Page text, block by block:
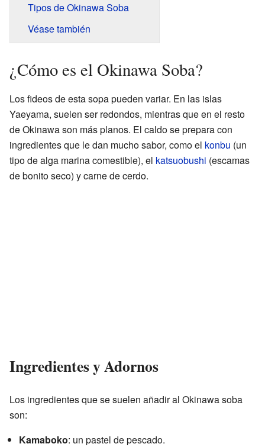
Tipos de Okinawa Soba
Véase también
¿Cómo es el Okinawa Soba?
Los fideos de esta sopa pueden variar. En las islas
Yaeyama, suelen ser redondos, mientras que en el resto
de Okinawa son más planos. El caldo se prepara con
ingredientes que le dan mucho sabor, como el konbu (un
tipo de alga marina comestible), el katsuobushi (escamas
de bonito seco) y carne de cerdo.
Ingredientes y Adornos
Los ingredientes que se suelen añadir al Okinawa soba
son:
Kamaboko: un pastel de pescado.